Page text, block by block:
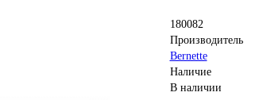
180082
Производитель
Bernette
Наличие
В наличии